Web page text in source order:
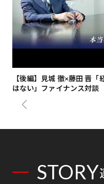
【後編】見城 徹×藤田 晋
はない」ファイナンス対談
STORY